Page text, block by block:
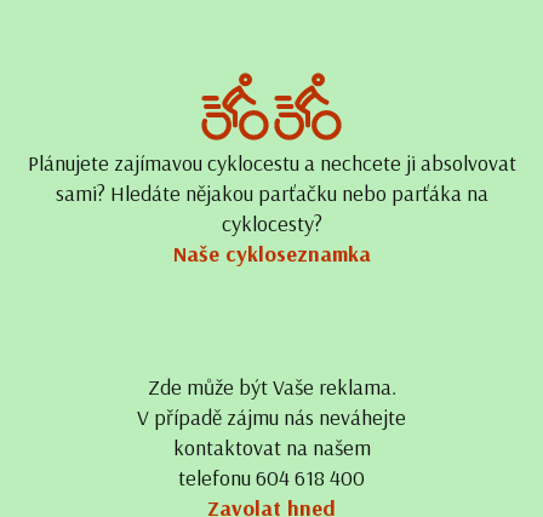
Plánujete zajímavou cyklocestu a nechcete ji absolvovat
sami? Hledáte nějakou parťačku nebo parťáka na
cyklocesty?
Naše cykloseznamka
Zde může být Vaše reklama.
V případě zájmu nás neváhejte
kontaktovat na našem
telefonu 604 618 400
Zavolat hned